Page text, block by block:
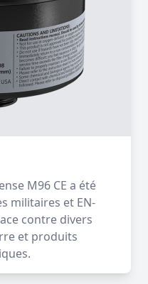
M96 CE a été
militaires et EN-
contre divers
et produits